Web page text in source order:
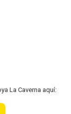
La Caverna aquí: